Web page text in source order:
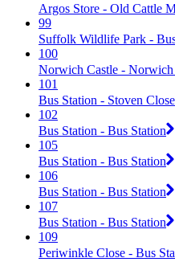
Argos Store - Old Cattle
99
Suffolk Wildlife Park -
100
Norwich Castle - Norwich
101
Bus Station - Stoven Close
102
Bus Station - Bus Station
105
Bus Station - Bus Station
106
Bus Station - Bus Station
107
Bus Station - Bus Station
109
Periwinkle Close - Bus